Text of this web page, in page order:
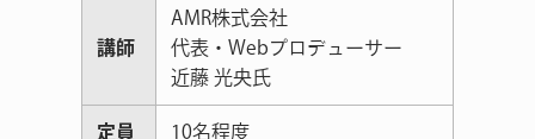
講師
AMR株式会社
代表・Webプロデューサー
近藤 光央氏
定員 10名程度